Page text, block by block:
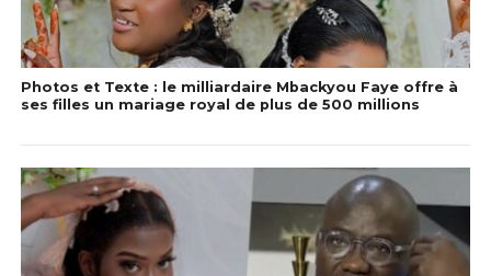
Photos et Texte : le milliardaire Mbackyou Faye offre à
ses filles un mariage royal de plus de 500 millions